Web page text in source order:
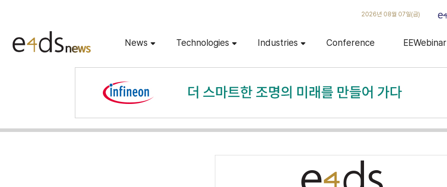
2026년 08월 07일(금)
News Technologies Industries Conference EEWebinar